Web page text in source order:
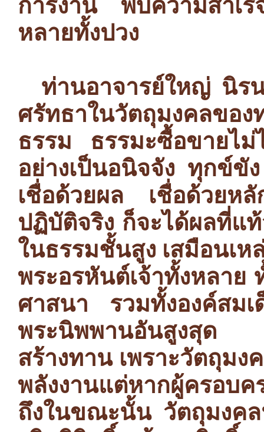
การงาน พบความสำ
หลายทั้งปวง
ท่านอาจารย์ใหญ่ นิร
ศรัทธาในวัตถุมงคลขอ
ธรรม ธรรมะซื้อขายไ
อย่างเป็นอนิจจัง ทุกข์ขั
เชื่อด้วยผล เชื่อด้วยห
ปฏิบัติจริง ก็จะได้ผลที่แ
ในธรรมชั้นสูง เสมือนเ
พระอรหันต์เจ้าทั้งหลาย
ศาสนา รวมทั้งองค์สม
พระนิพพานอันสูงสุด
สร้างทาน เพราะวัตถุม
พลังงานแต่หากผู้ครอบค
ถึงในขณะนั้น วัตถุมงค